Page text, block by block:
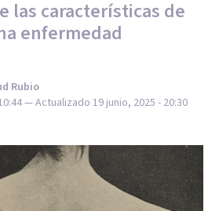
las características de
enfermedad
Rubio
— Actualizado 19 junio, 2025 - 20:30